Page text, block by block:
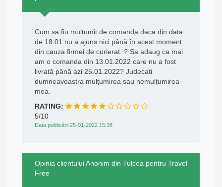
Cum sa fiu multumit de comanda daca din data
de 18.01 nu a ajuns nici până în acest moment
din cauza firmei de curierat. ? Sa adaug ca mai
am o comanda din 13.01.2022 care nu a fost
livrată până azi 25.01.2022? Judecati
dumneavoastra mulțumirea sau nemulțumirea
mea.
RATING:
5/10
Data publicării 25-01-2022 15:38
Opinia clientului Anonim din Tulcea pentru Travel
Free